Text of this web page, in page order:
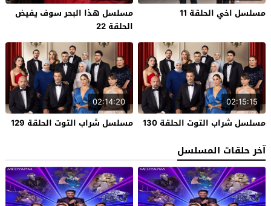
مسلسل اخي الحلقة 11
مسلسل هذا البحر سوف يفيض
الحلقة 22
02:15:15
مسلسل شراب التوت الحلقة 130
02:14:20
مسلسل شراب التوت الحلقة 129
آخر حلقات المسلسل